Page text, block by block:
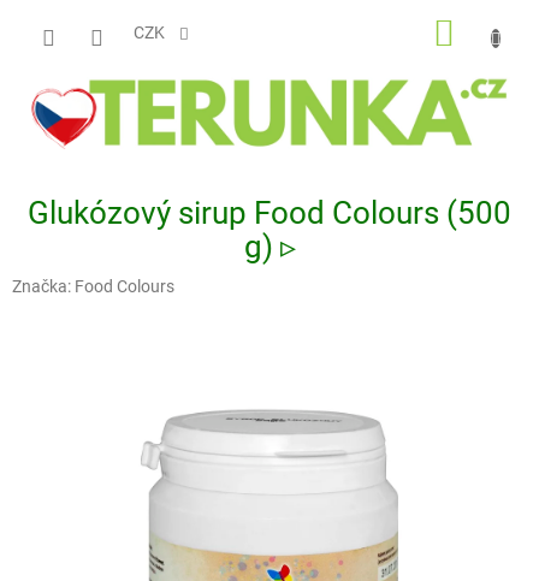
CZK
Glukózový sirup Food Colours (500
g) ▹
Značka: Food Colours